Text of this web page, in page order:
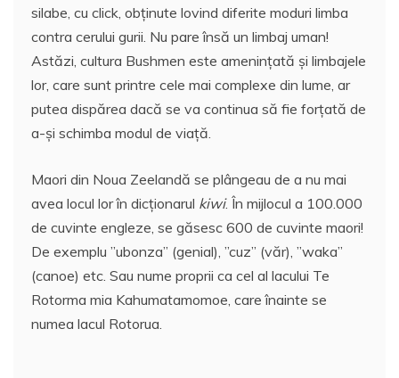
silabe, cu click, obţinute lovind diferite moduri limba
contra cerului gurii. Nu pare însă un limbaj uman!
Astăzi, cultura Bushmen este ameninţată şi limbajele
lor, care sunt printre cele mai complexe din lume, ar
putea dispărea dacă se va continua să fie forţată de
a-şi schimba modul de viaţă.
Maori din Noua Zeelandă se plângeau de a nu mai
avea locul lor în dicţionarul kiwi. În mijlocul a 100.000
de cuvinte engleze, se găsesc 600 de cuvinte maori!
De exemplu ”ubonza” (genial), ”cuz” (văr), ”waka”
(canoe) etc. Sau nume proprii ca cel al lacului Te
Rotorma mia Kahumatamomoe, care înainte se
numea lacul Rotorua.